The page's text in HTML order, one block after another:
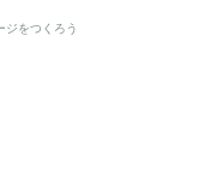
ジをつくろう